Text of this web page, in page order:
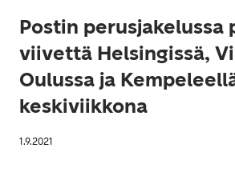
Postin perusjakelussa
viivettä Helsingissä,
Oulussa ja
keskiviikkona
1.9.2021